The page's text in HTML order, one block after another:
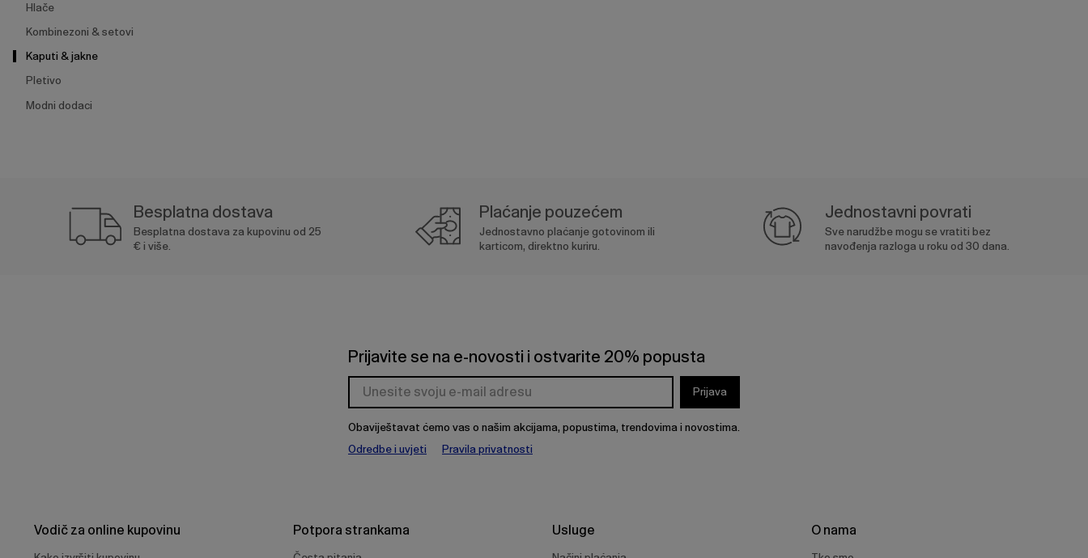
Hlače
Kombinezoni & setovi
Kaputi & jakne
Pletivo
Modni dodaci
Besplatna dostava
Besplatna dostava za kupovinu od 25
€ i više.
Plaćanje pouzećem
Jednostavno plaćanje gotovinom ili
karticom, direktno kuriru.
Jednostavni povrati
Sve narudžbe mogu se vratiti bez
navođenja razloga u roku od 30 dana.
Prijavite se na e-novosti i ostvarite 20% popusta
Prijava
Obaviještavat ćemo vas o našim akcijama, popustima, trendovima i novostima.
Odredbe i uvjeti
Pravila privatnosti
Vodič za online kupovinu Potpora strankama Usluge O nama